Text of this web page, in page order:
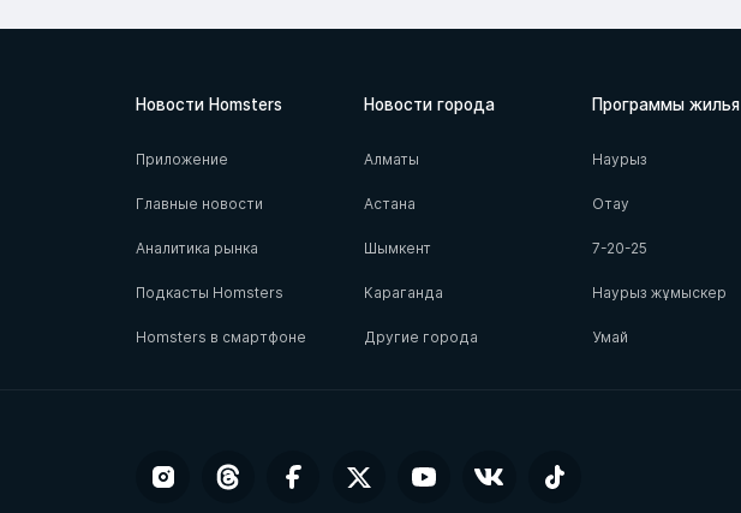
Новости Homsters
Приложение
Главные новости
Аналитика рынка
Подкасты Homsters
Homsters в смартфоне
Новости города
Алматы
Астана
Шымкент
Караганда
Другие города
Программы жилья
Наурыз
Отау
7-20-25
Наурыз жұмыскер
Умай